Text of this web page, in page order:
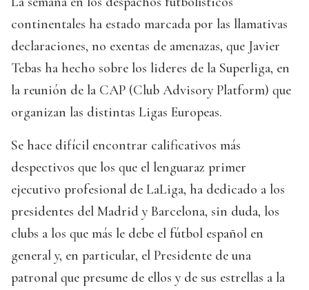
continentales ha estado marcada por las llamativas
declaraciones, no exentas de amenazas, que Javier
Tebas ha hecho sobre los lideres de la Superliga, en
la reunión de la CAP (Club Advisory Platform) que
organizan las distintas Ligas Europeas.
Se hace difícil encontrar calificativos más
despectivos que los que el lenguaraz primer
ejecutivo profesional de LaLiga, ha dedicado a los
presidentes del Madrid y Barcelona, sin duda, los
clubs a los que más le debe el fútbol español en
general y, en particular, el Presidente de una
patronal que presume de ellos y de sus estrellas a la